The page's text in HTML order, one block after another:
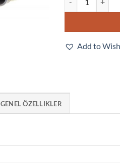
Add to
GENEL ÖZELLIKLER